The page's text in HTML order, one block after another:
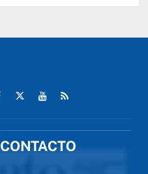
CONTACTO